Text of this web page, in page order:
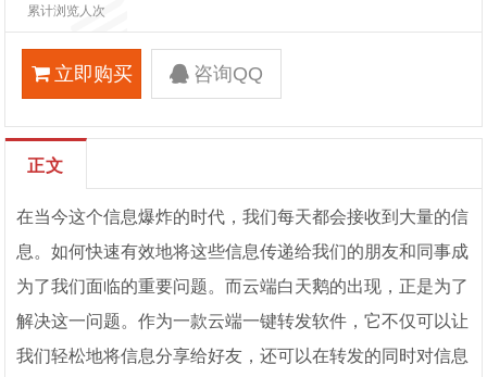
累计浏览人次
立即购买 咨询QQ
正文
在当今这个信息爆炸的时代，我们每天都会接收到大量的信
息。如何快速有效地将这些信息传递给我们的朋友和同事成
为了我们面临的重要问题。而云端白天鹅的出现，正是为了
解决这一问题。作为一款云端一键转发软件，它不仅可以让
我们轻松地将信息分享给好友，还可以在转发的同时对信息